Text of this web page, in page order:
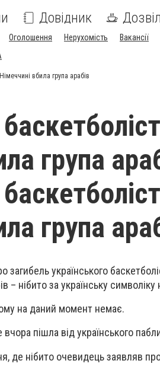
Довідник
Оголошення Нерухомість Вакансії
вбила група арабів
група
група
українського
– нібито за українську символіку
на даний момент немає.
пішла від українського
де нібито очевидець заявляв